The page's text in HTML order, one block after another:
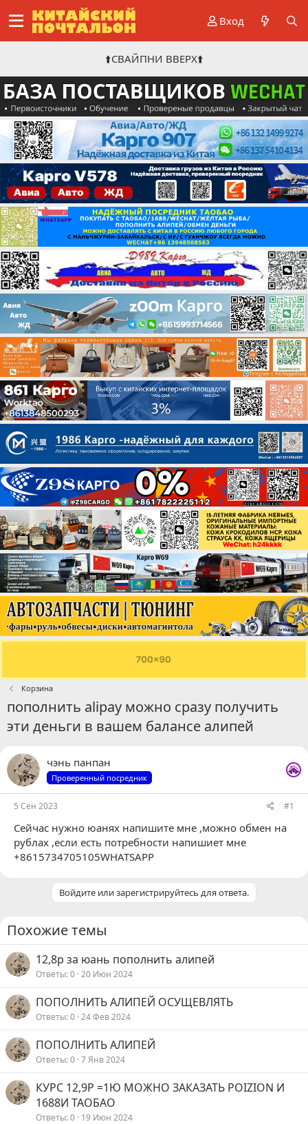
Вход
⬆️СВАЙПНИ ВВЕРХ⬆️
Корзина
пополнить alipay можно сразу получить
эти деньги в вашем балансе алипей
чэнь панпан
Проверенный посредник
...
5 Сен 2023 #1
Сейчас нужно юанях напишите мне ,можно обмен на
рублах ,если есть потребности напишиет мне
+8615734705105WHATSAPP
Войдите или зарегистрируйтесь для ответа.
Похожие темы
12,8р за юань пополнить алипей
Ответы 0 20 Июн 2024
ПОПОЛНИТЬ АЛИПЕЙ ОСУЩЕВЛЯТЬ
Ответы 0 24 Фев 2024
ПОПОЛНИТЬ АЛИПEЙ
Ответы 0 7 Янв 2024
КУРС 12,9Р =1Ю МОЖНО ЗАКАЗАТЬ POIZION И
1688И ТАОБАО
Ответы 0 19 Июн 2024